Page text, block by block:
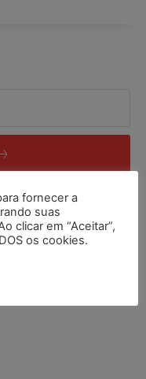
fornecer a
suas
clicar em “Aceitar”,
os cookies.